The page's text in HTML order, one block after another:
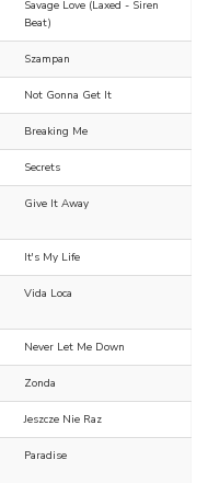
Savage Love (Laxed - Siren
Beat)
Szampan
Not Gonna Get It
Breaking Me
Secrets
Give It Away
It's My Life
Vida Loca
Never Let Me Down
Zonda
Jeszcze Nie Raz
Paradise